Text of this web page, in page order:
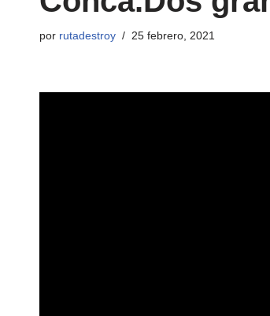
por rutadestroy 25 febrero, 2021